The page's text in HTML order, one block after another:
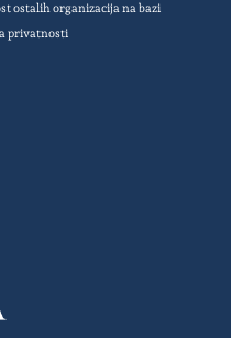
ostalih organizacija na bazi
privatnosti